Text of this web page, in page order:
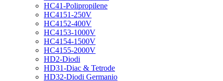
HC41-Polipropilene
HC4151-250V
HC4152-400V
HC4153-1000V
HC4154-1500V
HC4155-2000V
HD2-Diodi
HD31-Diac & Tetrode
HD32-Diodi Germanio